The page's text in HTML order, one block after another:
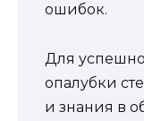
ошибок.
Для
опалубки
и знания в